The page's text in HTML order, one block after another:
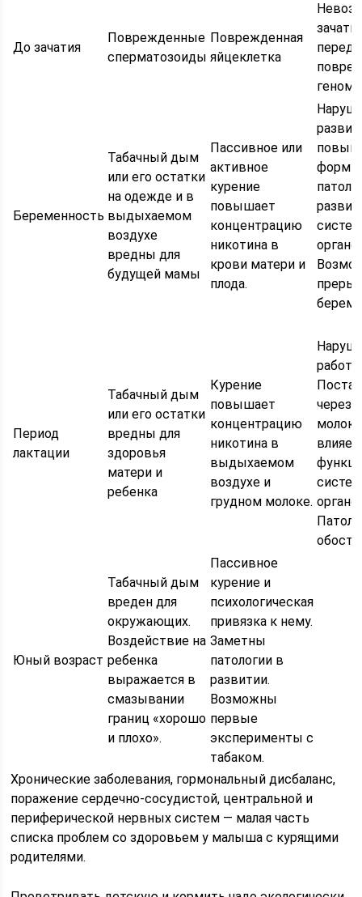
До зачатия
Поврежденные
сперматозоиды
Поврежденная
яйцеклетка
генома
Беременность
Табачный дым
или его остатки
на одежде и в
выдыхаемом
воздухе
вредны для
будущей мамы
Пассивное или
активное
курение
повышает
концентрацию
никотина в
крови матери и
плода.
Период
лактации
Табачный дым
или его остатки
вредны для
здоровья
матери и
ребенка
Курение
повышает
концентрацию
никотина в
выдыхаемом
воздухе и
грудном молоке.
работа
через
Юный возраст
Табачный дым
вреден для
окружающих.
Воздействие на
ребенка
выражается в
смазывании
границ «хорошо
и плохо».
Пассивное
курение и
психологическая
привязка к нему.
Заметны
патологии в
развитии.
Возможны
первые
эксперименты с
табаком.
Хронические заболевания, гормональный дисбаланс,
поражение сердечно-сосудистой, центральной и
периферической нервных систем — малая часть
списка проблем со здоровьем у малыша с курящими
родителями.